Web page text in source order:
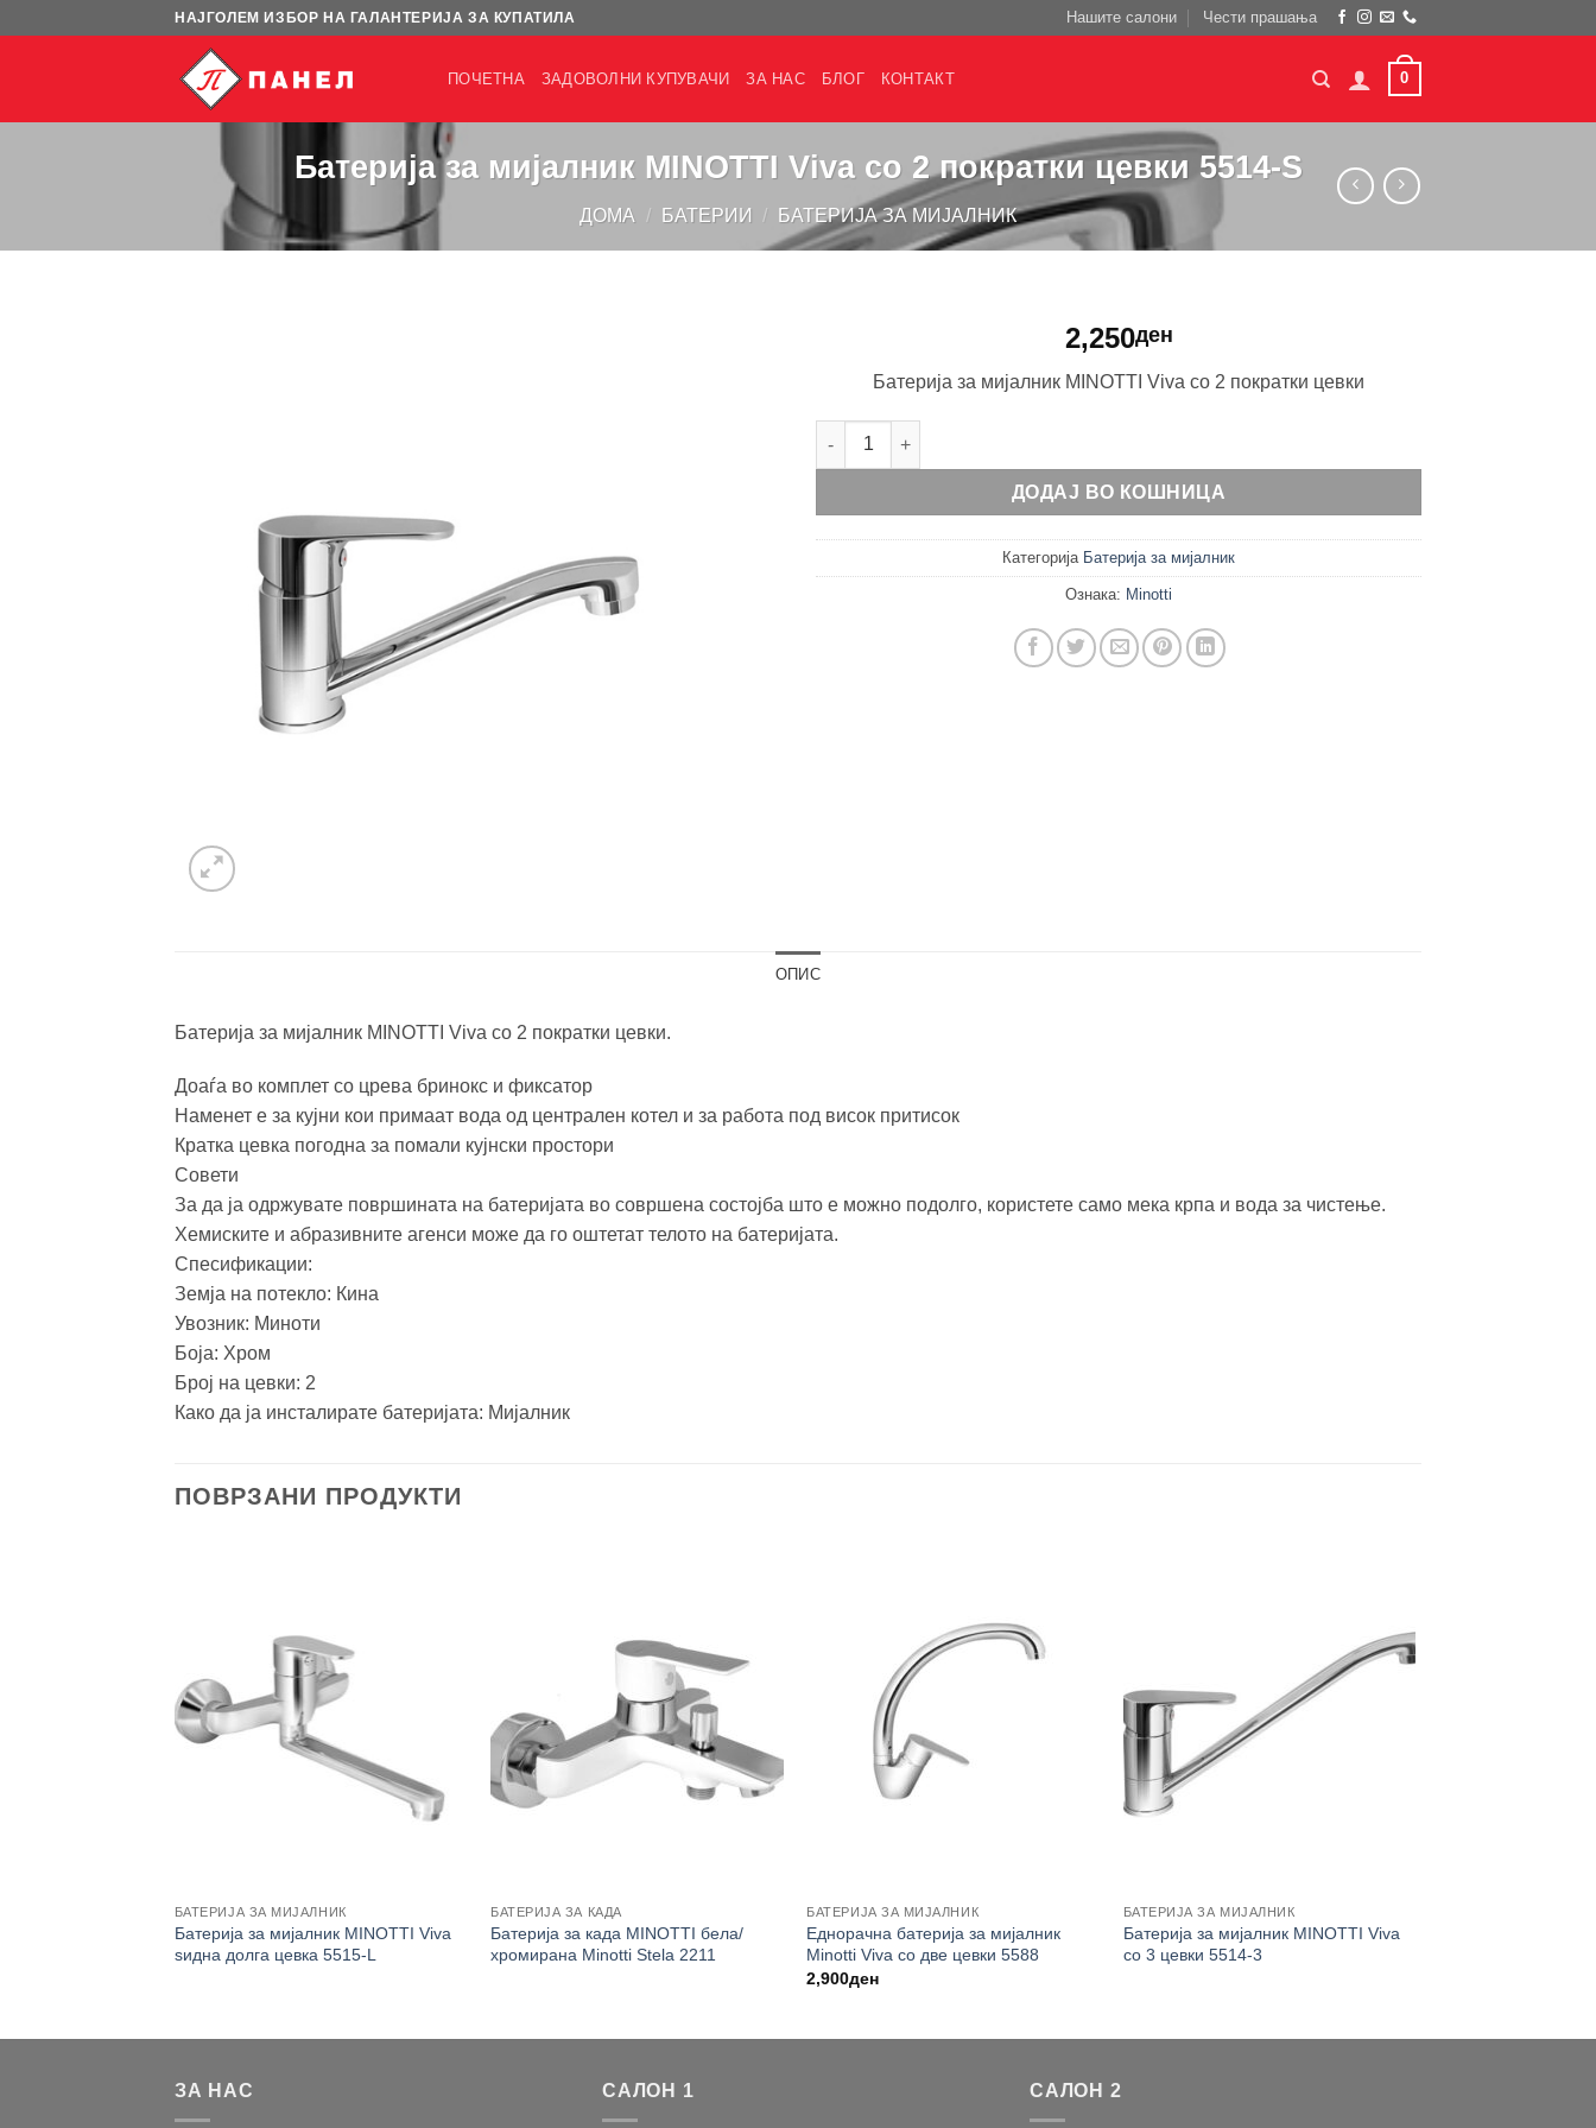
НАЈГОЛЕМ ИЗБОР НА ГАЛАНТЕРИЈА ЗА КУПАТИЛА Нашите салони Чести прашања
ПОЧЕТНА ЗАДОВОЛНИ КУПУВАЧИ ЗА НАС БЛОГ КОНТАКТ 0
Батерија за мијалник MINOTTI Viva со 2 пократки цевки 5514-S
ДОМА / БАТЕРИИ / БАТЕРИЈА ЗА МИЈАЛНИК
2,250ден
Батерија за мијалник MINOTTI Viva со 2 пократки цевки
Батерија за мијалник MINOTTI Viva со 2 пократки цевки 5514-S количина
ДОДАЈ ВО КОШНИЦА
Категорија Батерија за мијалник
Ознака: Minotti
ОПИС
Батерија за мијалник MINOTTI Viva со 2 пократки цевки.
Доаѓа во комплет со црева бринокс и фиксатор
Наменет е за кујни кои примаат вода од централен котел и за работа под висок притисок
Кратка цевка погодна за помали кујнски простори
Совети
За да ја одржувате површината на батеријата во совршена состојба што е можно подолго, користете само мека крпа и вода за чистење.
Хемиските и абразивните агенси може да го оштетат телото на батеријата.
Спесификации:
Земја на потекло: Кина
Увозник: Миноти
Боја: Хром
Број на цевки: 2
Како да ја инсталирате батеријата: Мијалник
ПОВРЗАНИ ПРОДУКТИ
БАТЕРИЈА ЗА МИЈАЛНИК
Батерија за мијалник MINOTTI Viva
ѕидна долга цевка 5515-L
БАТЕРИЈА ЗА КАДА
Батерија за када MINOTTI бела/
хромирана Minotti Stela 2211
БАТЕРИЈА ЗА МИЈАЛНИК
Еднорачна батерија за мијалник
Minotti Viva со две цевки 5588
2,900ден
БАТЕРИЈА ЗА МИЈАЛНИК
Батерија за мијалник MINOTTI Viva
со 3 цевки 5514-3
ЗА НАС САЛОН 1 САЛОН 2